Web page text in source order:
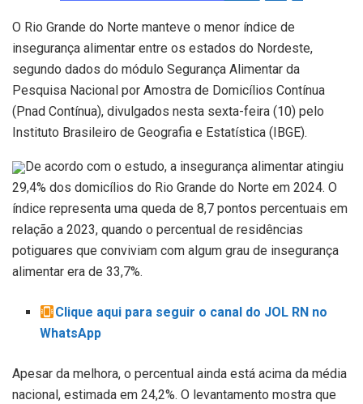
O Rio Grande do Norte manteve o menor índice de
insegurança alimentar entre os estados do Nordeste,
segundo dados do módulo Segurança Alimentar da
Pesquisa Nacional por Amostra de Domicílios Contínua
(Pnad Contínua), divulgados nesta sexta-feira (10) pelo
Instituto Brasileiro de Geografia e Estatística (IBGE).
De acordo com o estudo, a insegurança alimentar atingiu
29,4% dos domicílios do Rio Grande do Norte em 2024. O
índice representa uma queda de 8,7 pontos percentuais em
relação a 2023, quando o percentual de residências
potiguares que conviviam com algum grau de insegurança
alimentar era de 33,7%.
Clique aqui para seguir o canal do JOL RN no
WhatsApp
Apesar da melhora, o percentual ainda está acima da média
nacional, estimada em 24,2%. O levantamento mostra que